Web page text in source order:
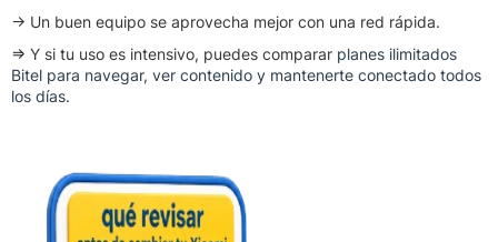
→ Un buen equipo se aprovecha mejor con una red rápida.
⇒ Y si tu uso es intensivo, puedes comparar planes ilimitados
Bitel para navegar, ver contenido y mantenerte conectado todos
los días.